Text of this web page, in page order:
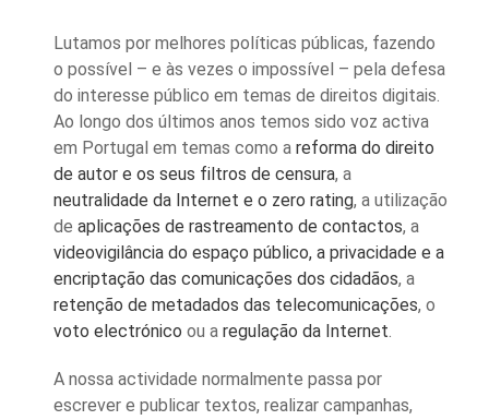
Lutamos por melhores políticas públicas, fazendo
o possível – e às vezes o impossível – pela defesa
do interesse público em temas de direitos digitais.
Ao longo dos últimos anos temos sido voz activa
em Portugal em temas como a reforma do direito
de autor e os seus filtros de censura, a
neutralidade da Internet e o zero rating, a utilização
de aplicações de rastreamento de contactos, a
videovigilância do espaço público, a privacidade e a
encriptação das comunicações dos cidadãos, a
retenção de metadados das telecomunicações, o
voto electrónico ou a regulação da Internet.
A nossa actividade normalmente passa por
escrever e publicar textos, realizar campanhas,